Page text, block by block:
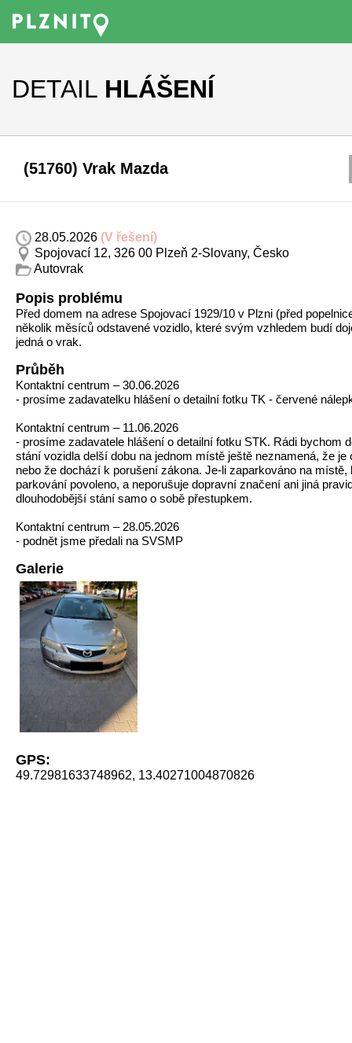
DETAIL HLÁŠENÍ
(51760) Vrak Mazda
28.05.2026 (V řešení)
Spojovací 12, 326 00 Plzeň 2-Slovany, Česko
Autovrak
Popis problému
Před domem na adrese Spojovací 1929/10 v Plzni (před
několik měsíců odstavené vozidlo, které svým vzhledem budí
jedná o vrak.
Průběh
Kontaktní centrum – 30.06.2026
- prosíme zadavatelku hlášení o detailní fotku TK - červené
Kontaktní centrum – 11.06.2026
- prosíme zadavatele hlášení o detailní fotku STK. Rádi bychom
stání vozidla delší dobu na jednom místě ještě neznamená, že je
nebo že dochází k porušení zákona. Je-li zaparkováno na místě,
parkování povoleno, a neporušuje dopravní značení ani jiná
dlouhodobější stání samo o sobě přestupkem.
Kontaktní centrum – 28.05.2026
- podnět jsme předali na SVSMP
Galerie
GPS:
49.72981633748962, 13.40271004870826